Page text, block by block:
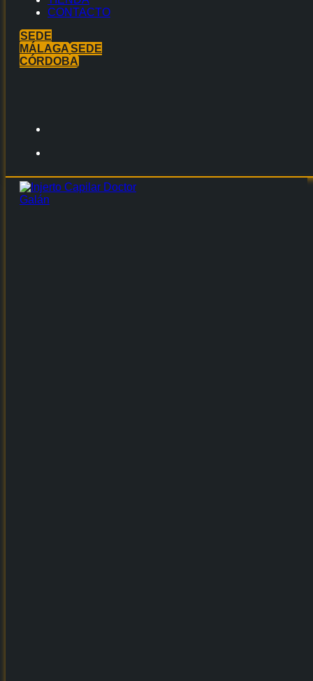
CONTACTO
SEDE
MÁLAGASEDE
CÓRDOBA